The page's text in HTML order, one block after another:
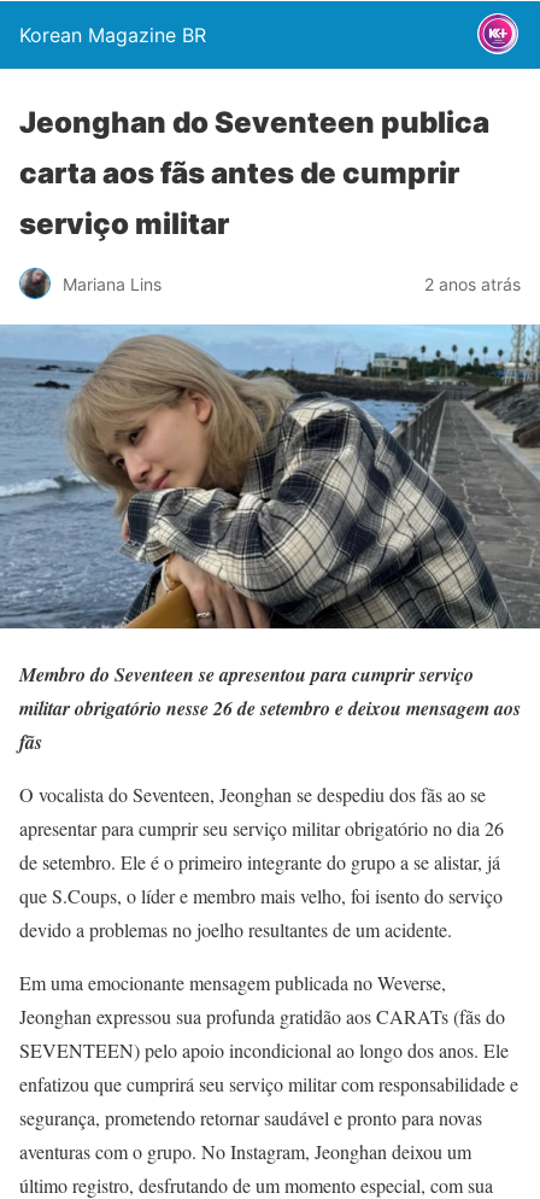
Korean Magazine BR
Jeonghan do Seventeen publica
carta aos fãs antes de cumprir
serviço militar
Mariana Lins 2 anos atrás
Membro do Seventeen se apresentou para cumprir serviço
militar obrigatório nesse 26 de setembro e deixou mensagem aos
fãs
O vocalista do Seventeen, Jeonghan se despediu dos fãs ao se
apresentar para cumprir seu serviço militar obrigatório no dia 26
de setembro. Ele é o primeiro integrante do grupo a se alistar, já
que S.Coups, o líder e membro mais velho, foi isento do serviço
devido a problemas no joelho resultantes de um acidente.
Em uma emocionante mensagem publicada no Weverse,
Jeonghan expressou sua profunda gratidão aos CARATs (fãs do
SEVENTEEN) pelo apoio incondicional ao longo dos anos. Ele
enfatizou que cumprirá seu serviço militar com responsabilidade e
segurança, prometendo retornar saudável e pronto para novas
aventuras com o grupo. No Instagram, Jeonghan deixou um
último registro, desfrutando de um momento especial, com sua